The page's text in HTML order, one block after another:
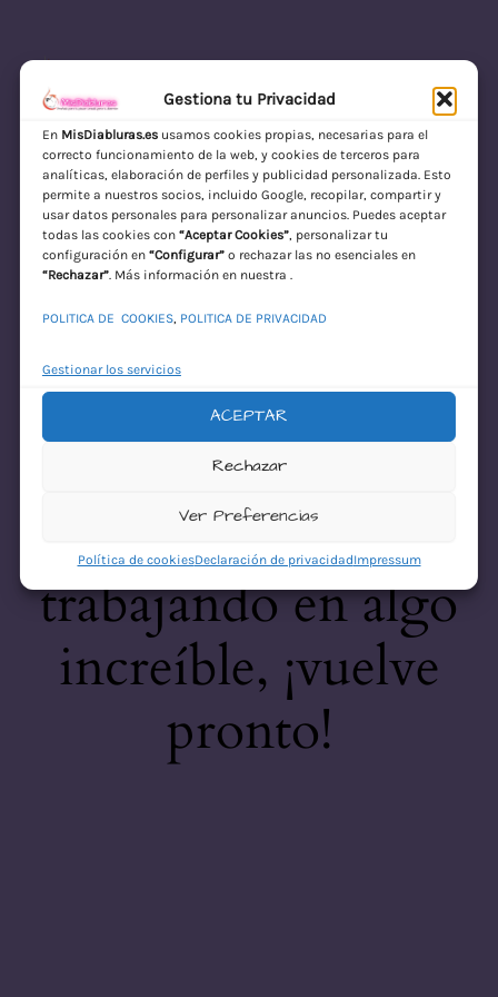
Gestiona tu Privacidad
En MisDiabluras.esusamos cookies propias, necesarias para el
correcto funcionamiento de la web, y cookies de terceros para
analíticas, elaboración de perfiles y publicidad personalizada. Esto
permite a nuestros socios, incluido Google, recopilar, compartir y
usar datos personales para personalizar anuncios. Puedes aceptar
todas las cookies con “Aceptar Cookies”, personalizar tu
configuración en “Configurar”o rechazar las no esenciales en
“Rechazar”. Más información en nuestra .
POLITICA DE COOKIES, POLITICA DE PRIVACIDAD
Gestionar los servicios
ACEPTAR
Rechazar
Ver Preferencias
Política de cookiesDeclaración de privacidadImpressum
MisDiabluras | Sexshop Online con Envío
Discreto en España
Acceder
¡Disculpa este
desastre! Estamos
trabajando en algo
increíble, ¡vuelve
pronto!